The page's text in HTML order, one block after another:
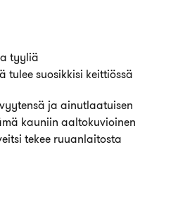
tyyliä
tulee suosikkisi keittiössä
ja ainutlaatuisen
kauniin aaltokuvioinen
tekee ruuanlaitosta